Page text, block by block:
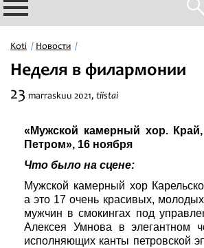
Filharmonia
Konserttikalenteri
Koti Новости
Неделя в филармонии
23 marraskuu 2021, tiistai
«Мужской камерный хор.
Петром», 16 ноября
Что было на сцене:
Мужской камерный хор
а это 17 очень красивых,
мужчин в смокингах под
Алексея Умнова в элегантном
исполняющих канты петровской